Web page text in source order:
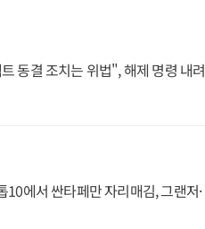
동결 조치는 위법", 해제 명령 내려
에서 싼타페만 자리매김, 그랜저·